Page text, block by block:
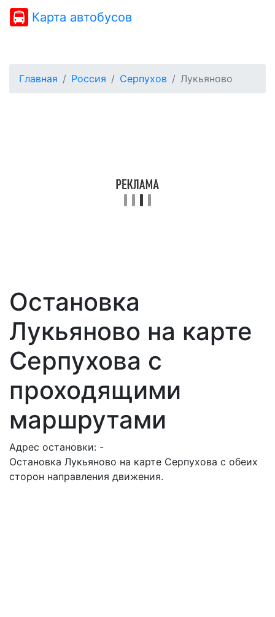
Карта автобусов
Главная Россия Серпухов Лукьяново
Остановка
Лукьяново на карте
Серпухова с
проходящими
маршрутами
Адрес остановки: -
Остановка Лукьяново на карте Серпухова с обеих
сторон направления движения.